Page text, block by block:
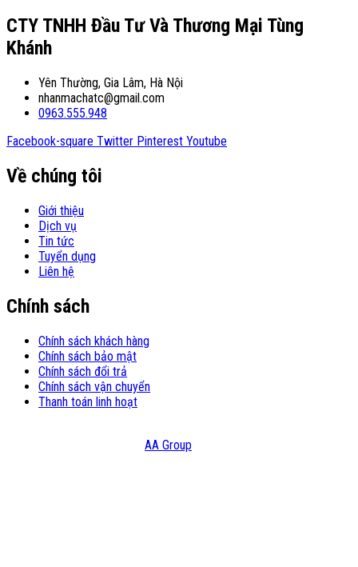
CTY TNHH Đầu Tư Và Thương Mại Tùng
Khánh
Yên Thường, Gia Lâm, Hà Nội
nhanmachatc@gmail.com
0963.555.948
Facebook-square Twitter Pinterest Youtube
Về chúng tôi
Giới thiệu
Dịch vụ
Tin tức
Tuyển dụng
Liên hệ
Chính sách
Chính sách khách hàng
Chính sách bảo mật
Chính sách đổi trả
Chính sách vận chuyển
Thanh toán linh hoạt
AA Group